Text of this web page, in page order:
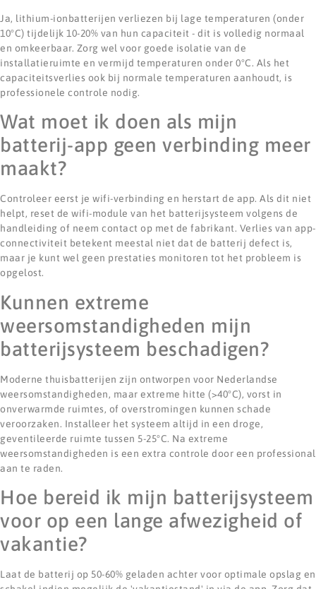
Ja, lithium-ionbatterijen verliezen bij lage temperaturen (onder
10°C) tijdelijk 10-20% van hun capaciteit - dit is volledig normaal
en omkeerbaar. Zorg wel voor goede isolatie van de
installatieruimte en vermijd temperaturen onder 0°C. Als het
capaciteitsverlies ook bij normale temperaturen aanhoudt, is
professionele controle nodig.
Wat moet ik doen als mijn
batterij-app geen verbinding meer
maakt?
Controleer eerst je wifi-verbinding en herstart de app. Als dit niet
helpt, reset de wifi-module van het batterijsysteem volgens de
handleiding of neem contact op met de fabrikant. Verlies van app-
connectiviteit betekent meestal niet dat de batterij defect is,
maar je kunt wel geen prestaties monitoren tot het probleem is
opgelost.
Kunnen extreme
weersomstandigheden mijn
batterijsysteem beschadigen?
Moderne thuisbatterijen zijn ontworpen voor Nederlandse
weersomstandigheden, maar extreme hitte (>40°C), vorst in
onverwarmde ruimtes, of overstromingen kunnen schade
veroorzaken. Installeer het systeem altijd in een droge,
geventileerde ruimte tussen 5-25°C. Na extreme
weersomstandigheden is een extra controle door een professional
aan te raden.
Hoe bereid ik mijn batterijsysteem
voor op een lange afwezigheid of
vakantie?
Laat de batterij op 50-60% geladen achter voor optimale opslag en